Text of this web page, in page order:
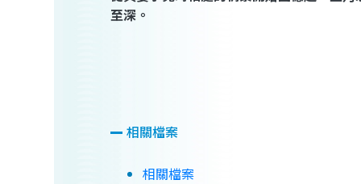
至深。
相關檔案
相關檔案